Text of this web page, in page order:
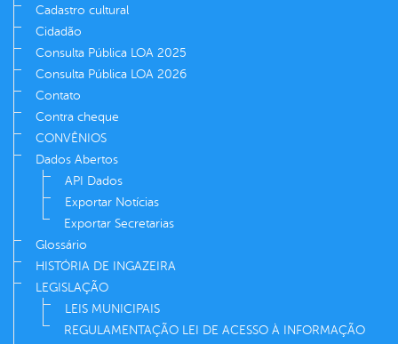
Cadastro cultural
Cidadão
Consulta Pública LOA 2025
Consulta Pública LOA 2026
Contato
Contra cheque
CONVÊNIOS
Dados Abertos
API Dados
Exportar Notícias
Exportar Secretarias
Glossário
HISTÓRIA DE INGAZEIRA
LEGISLAÇÃO
LEIS MUNICIPAIS
REGULAMENTAÇÃO LEI DE ACESSO À INFORMAÇÃO